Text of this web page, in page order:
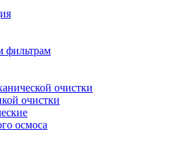
фильтрам
очистки
очистки
осмоса